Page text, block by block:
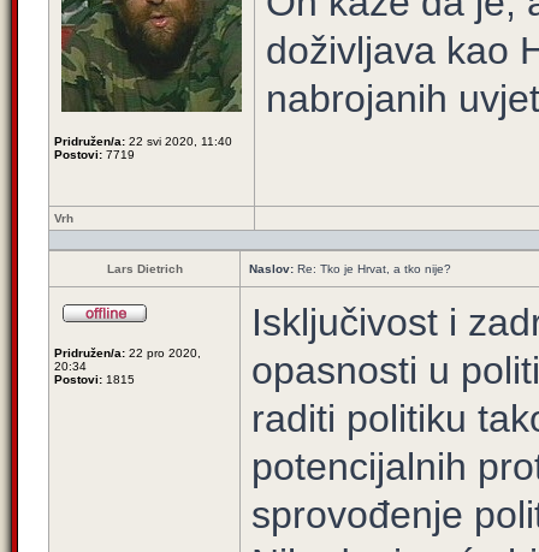
Pridružen/a: 22 svi 2020, 11:40
Postovi: 7719
doživljava kao
nabrojanih
Vrh
Lars Dietrich Naslov: Re: Tko je Hrvat, a tko nije?
Pridružen/a: 22 pro 2020,
20:34
Postovi: 1815
Isključivost i
opasnosti u
raditi politiku
potencijalnih
sprovođenje